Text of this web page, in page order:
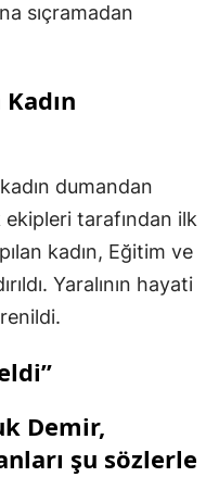
sıçramadan
dumandan
ekipleri tarafından ilk
kadın, Eğitim ve
Yaralının hayati
Demir,
şu sözlerle